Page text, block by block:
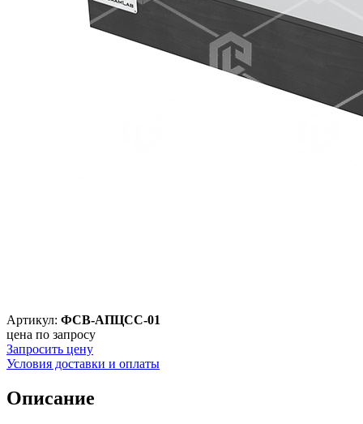
Артикул: ФСВ-АПЦСС-01
цена по запросу
Запросить цену
Условия доставки и оплаты
Описание